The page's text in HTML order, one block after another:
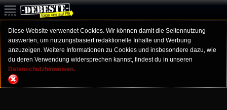
Diese Website verwendet Cookies. Wir können damit die Seitennutzung
auswerten, um nutzungsbasiert redaktionelle Inhalte und Werbung
anzuzeigen. Weitere Informationen zu Cookies und insbesondere dazu, wie
du deren Verwendung widersprechen kannst, findest du in unseren
Datenschutzhinweisen.